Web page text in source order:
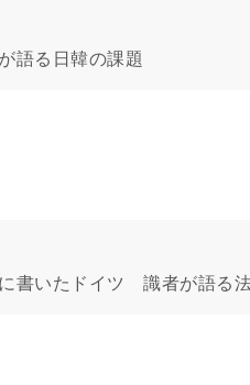
語る日韓の課題
書いたドイツ 識者が語る